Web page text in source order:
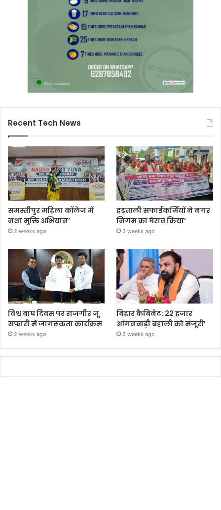
Recent Tech News
समस्तीपुर महिला कॉलेज में
नशा मुक्ति अभियान’
2 weeks ago
हड़ताली सफाईकर्मियों ने नगर
निगम का घेराव किया’
2 weeks ago
विश्व बाघ दिवस पर राजगीर जू
सफारी में जागरूकता कार्यक्रम
2 weeks ago
बिहार कैबिनेट: 22 हजार
आंगनबाड़ी बहाली को मंजूरी’
2 weeks ago